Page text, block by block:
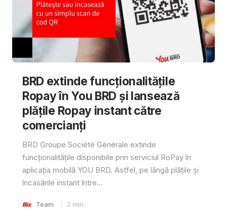
BRD extinde funcționalitățile
Ropay în You BRD și lansează
plățile Ropay instant către
comercianți
BRD Groupe Société Générale extinde
funcționalitățile disponibile prin serviciul RoPay în
aplicația mobilă YOU BRD. Astfel, pe lângă plățile și
încasările instant între...
Team 2 min